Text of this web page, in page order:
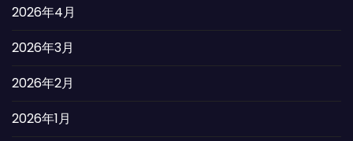
2026年4月
2026年3月
2026年2月
2026年1月